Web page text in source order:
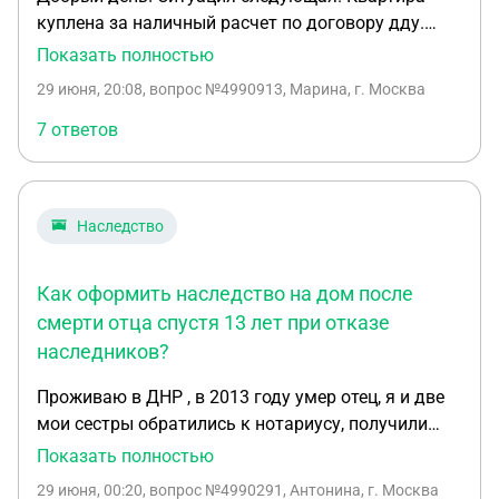
куплена за наличный расчет по договору дду.
Мужем и женой. На момент выдачи ключей, муж
ключей , после того, как открыла наследственное
дело. Нотариус ,спустя 6 месяцев, выдала
нотариальное свидетельство о праве на
наследство по 1/2 доли дду. Вторая 1/2 доли
свидетельство предоставлено застройщику.
передачи квартиры не выдает. Претензия
отправлена застройщику электронным письмом
почтой России, 10 дней назад. Ответа не
Показать полностью
29 июня, 20:08, вопрос №4990913, Марина, г. Москва
7 ответов
Наследство
Как оформить наследство на дом после
смерти отца спустя 13 лет при отказе
наследников?
Проживаю в ДНР , в 2013 году умер отец, я и две
мои сестры обратились к нотариусу, получили
свидетельство о праве на наследство на землю
Показать полностью
29 июня, 00:20, вопрос №4990291, Антонина, г. Москва